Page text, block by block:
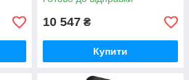
10 547 ₴
Купити